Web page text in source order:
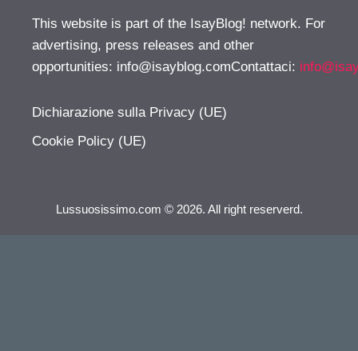
This website is part of the IsayBlog! network. For
advertising, press releases and other
opportunities: info@isayblog.comContattaci:
Dichiarazione sulla Privacy (UE)
Cookie Policy (UE)
Lussuosissimo.com © 2026. All right reserverd.